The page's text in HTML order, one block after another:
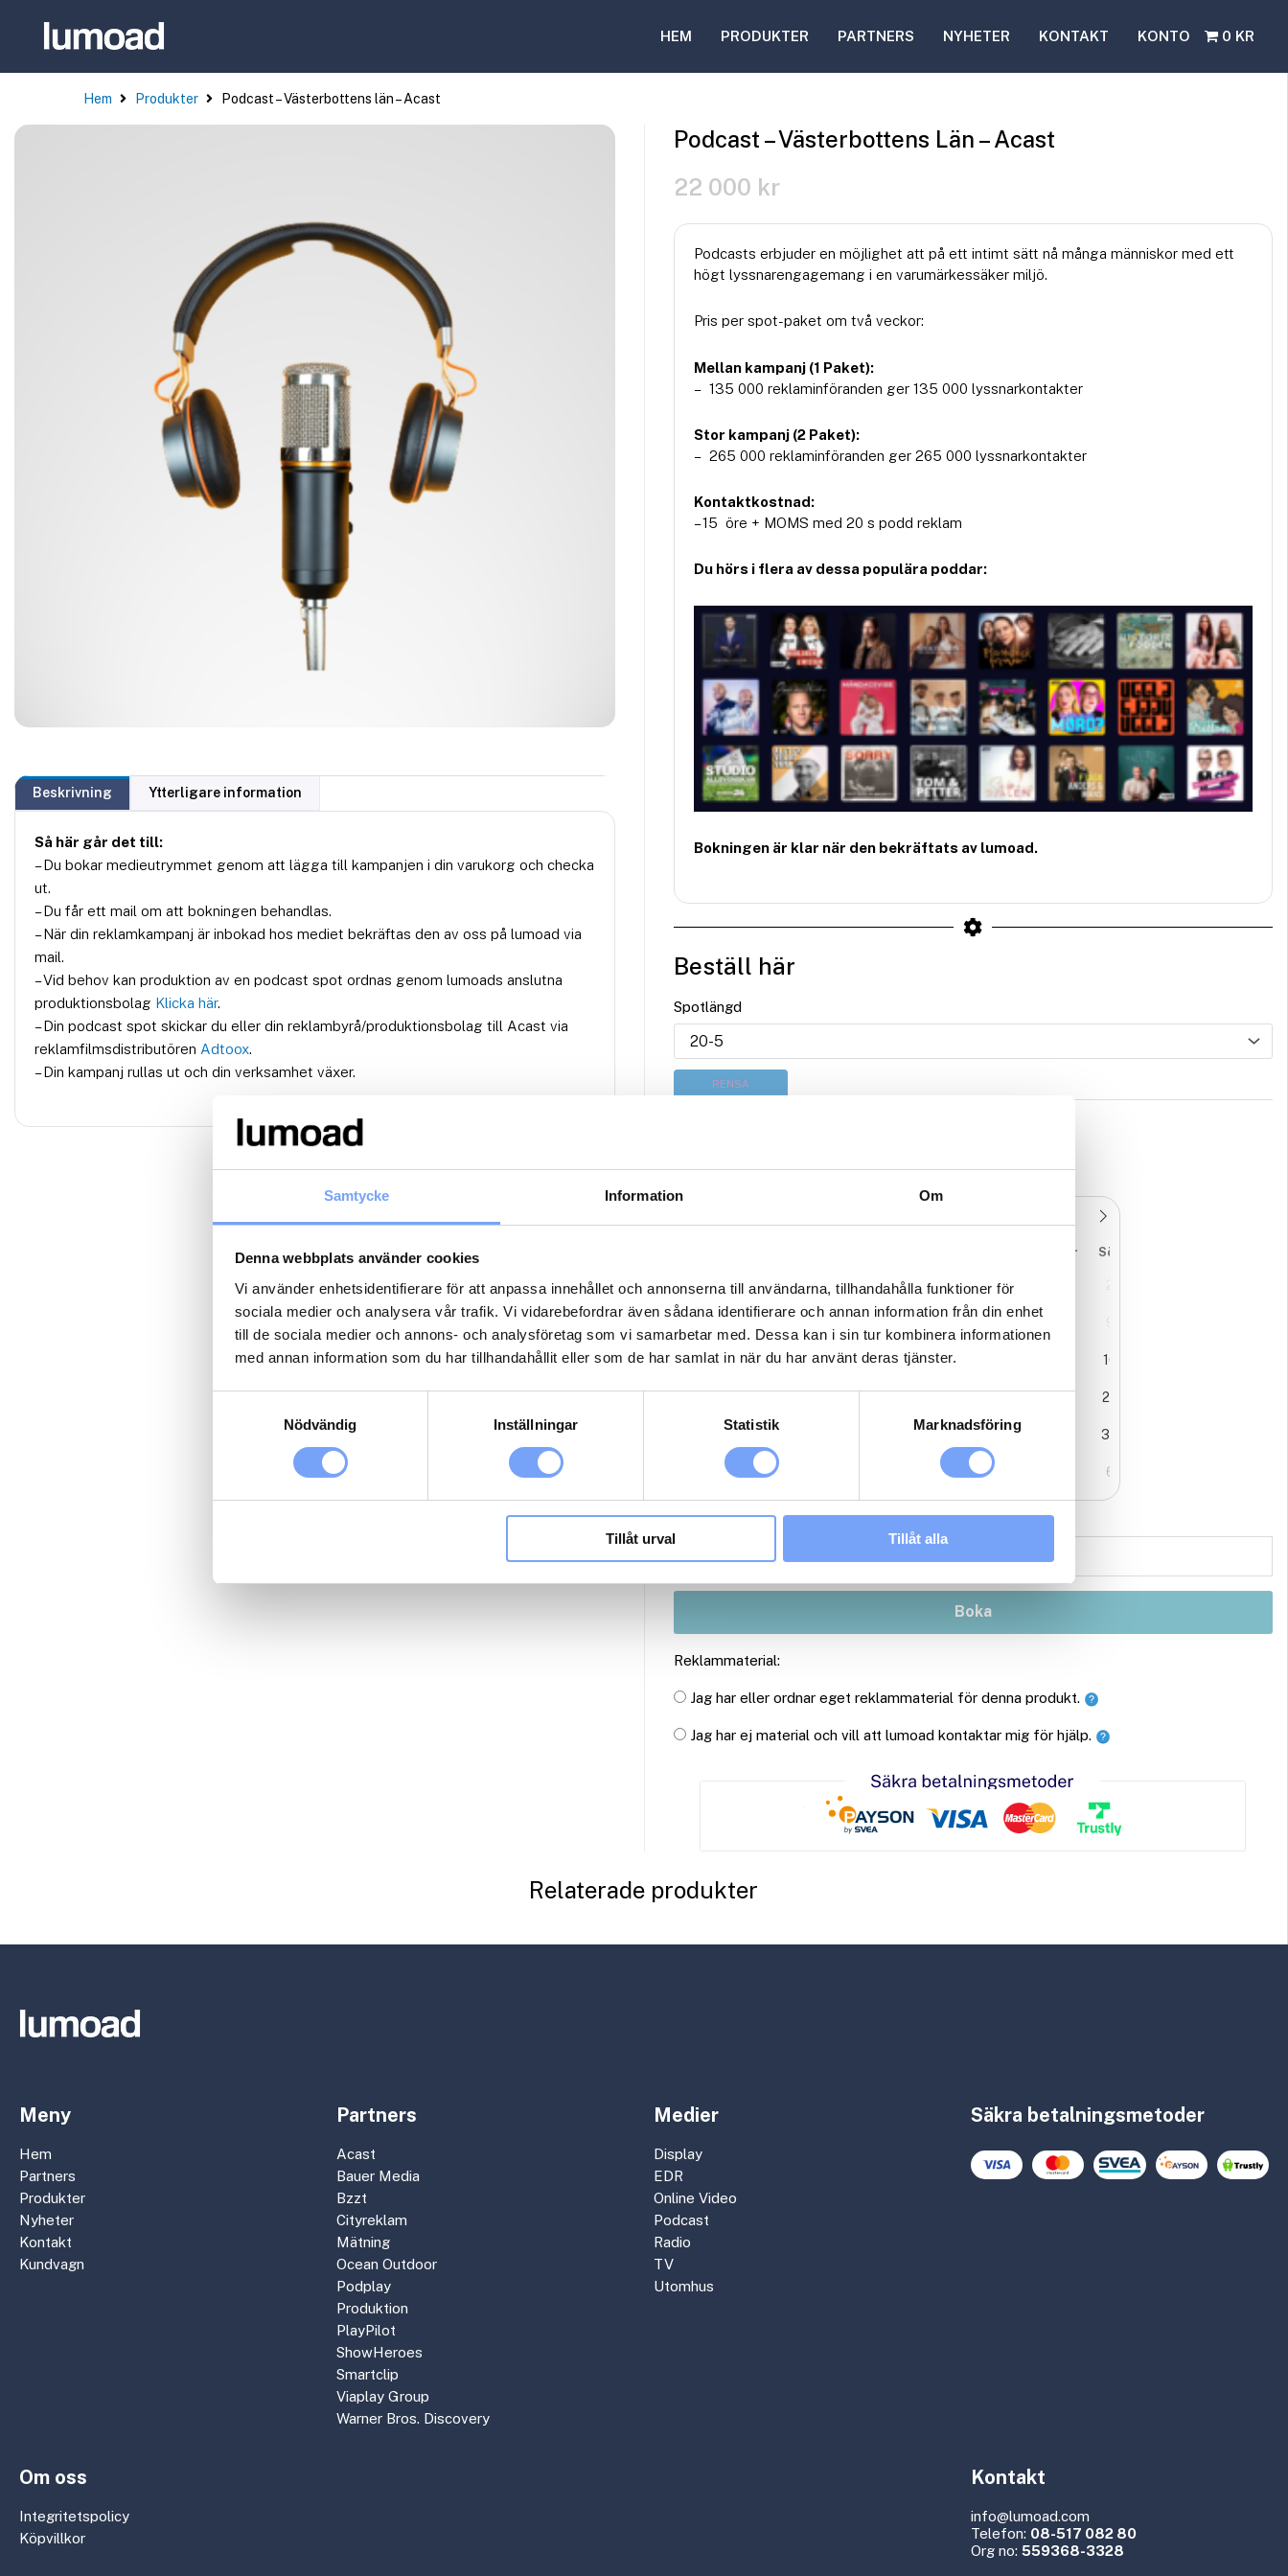
Samtycke Information Om
Denna webbplats använder cookies
Vi använder enhetsidentifierare för att anpassa innehållet och annonserna till användarna, tillhandahålla funktioner för
sociala medier och analysera vår trafik. Vi vidarebefordrar även sådana identifierare och annan information från din enhet
till de sociala medier och annons- och analysföretag som vi samarbetar med. Dessa kan i sin tur kombinera informationen
med annan information som du har tillhandahållit eller som de har samlat in när du har använt deras tjänster.
Nödvändig
Inställningar Statistik Marknadsföring
Tillåt urval Tillåt alla
HEM PRODUKTER PARTNERS NYHETER KONTAKT KONTO 0 KR
Hem Produkter Podcast – Västerbottens län – Acast
Beskrivning Ytterligare information
Så här går det till:
– Du bokar medieutrymmet genom att lägga till kampanjen i din varukorg och checka
ut.
– Du får ett mail om att bokningen behandlas.
– När din reklamkampanj är inbokad hos mediet bekräftas den av oss på lumoad via
mail.
– Vid behov kan produktion av en podcast spot ordnas genom lumoads anslutna
produktionsbolag Klicka här.
– Din podcast spot skickar du eller din reklambyrå/produktionsbolag till Acast via
reklamfilmsdistributören Adtoox.
– Din kampanj rullas ut och din verksamhet växer.
Podcast – Västerbottens Län – Acast
22 000 kr
Podcasts erbjuder en möjlighet att på ett intimt sätt nå många människor med ett
högt lyssnarengagemang i en varumärkessäker miljö.
Pris per spot-paket om två veckor:
Mellan kampanj (1 Paket):
– 135 000 reklaminföranden ger 135 000 lyssnarkontakter
Stor kampanj (2 Paket):
– 265 000 reklaminföranden ger 265 000 lyssnarkontakter
Kontaktkostnad:
– 15 öre + MOMS med 20 s podd reklam
Du hörs i flera av dessa populära poddar:
Bokningen är klar när den bekräftats av lumoad.
Beställ här
Spotlängd
RENSA
Reklammaterial:
Jag har eller ordnar eget reklammaterial för denna produkt.
Jag har ej material och vill att lumoad kontaktar mig för hjälp.
Start fr.o.m. datum
Lör Sön
27 28 29 30
10 11 12 16
23
26 27 28 30
2 3 6
Boka
Relaterade produkter
Meny
Hem
Partners
Produkter
Nyheter
Kontakt
Kundvagn
Partners
Acast
Bauer Media
Bzzt
Cityreklam
Mätning
Ocean Outdoor
Podplay
Produktion
PlayPilot
ShowHeroes
Smartclip
Viaplay Group
Warner Bros. Discovery
Medier
Display
EDR
Online Video
Podcast
Radio
TV
Utomhus
Säkra betalningsmetoder
Om oss
Integritetspolicy
Köpvillkor
Kontakt
info@lumoad.com
Telefon: 08-517 082 80
Org no: 559368-3328